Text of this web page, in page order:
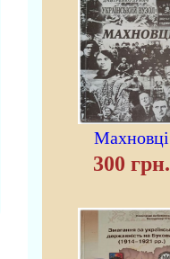
Махновці
300 грн.